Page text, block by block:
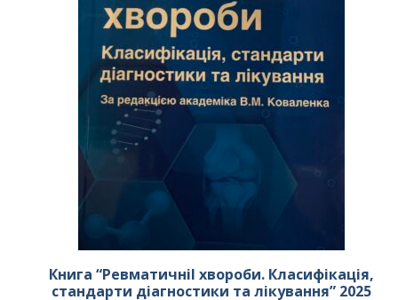
Книга “РевматичніI хвороби. Класифікація,
стандарти діагностики та лікування” 2025